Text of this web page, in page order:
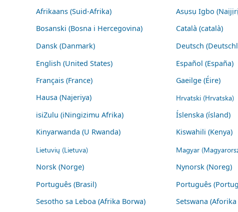
Afrikaans (Suid-Afrika) Asụsụ Igbo
Bosanski (Bosna i Hercegovina)
Català (català)
Dansk (Danmark)
Deutsch
English (United States) Español (España)
Français (France)
Gaeilge (Éire)
Hausa (Najeriya)
Hrvatski (Hrvatska)
isiZulu (iNingizimu Afrika)
Íslenska (ísland)
Kinyarwanda (U Rwanda)
Kiswahili (Kenya)
Lietuvių (Lietuva) Magyar
Norsk (Norge)
Nynorsk (Noreg)
Português (Brasil) Português
Sesotho sa Leboa (Afrika Borwa)
Setswana